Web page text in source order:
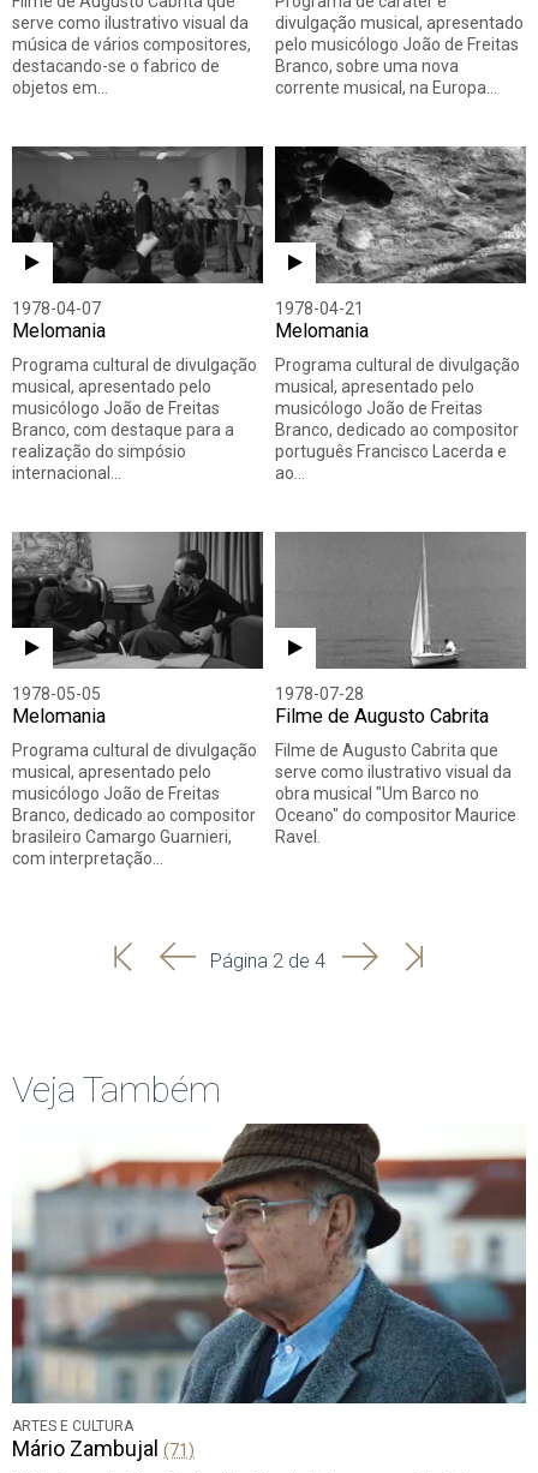
serve como ilustrativo visual da
música de vários compositores,
destacando-se o fabrico de
objetos em…
divulgação musical, apresentado
pelo musicólogo João de Freitas
Branco, sobre uma nova
corrente musical, na Europa…
1978-04-07
Melomania
Programa cultural de divulgação
musical, apresentado pelo
musicólogo João de Freitas
Branco, com destaque para a
realização do simpósio
internacional…
1978-04-21
Melomania
Programa cultural de divulgação
musical, apresentado pelo
musicólogo João de Freitas
Branco, dedicado ao compositor
português Francisco Lacerda e
ao…
1978-05-05
Melomania
Programa cultural de divulgação
musical, apresentado pelo
musicólogo João de Freitas
Branco, dedicado ao compositor
brasileiro Camargo Guarnieri,
com interpretação…
1978-07-28
Filme de Augusto Cabrita
Filme de Augusto Cabrita que
serve como ilustrativo visual da
obra musical "Um Barco no
Oceano" do compositor Maurice
Ravel.
'
'
Página 2 de 4 SeguinteÚltima
Veja Também
ARTES E CULTURA
Mário Zambujal (71)